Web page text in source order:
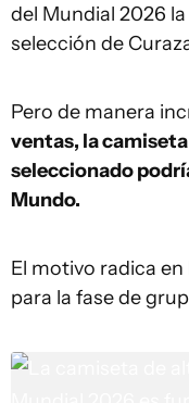
del Mundial 2026
selección de
Pero de manera
ventas, la
seleccionado
Mundo.
El motivo radica
para la fase de